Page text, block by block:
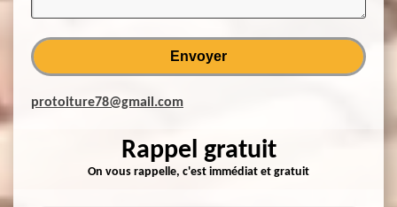
protoiture78@gmail.com
Rappel gratuit
On vous rappelle, c'est immédiat et gratuit